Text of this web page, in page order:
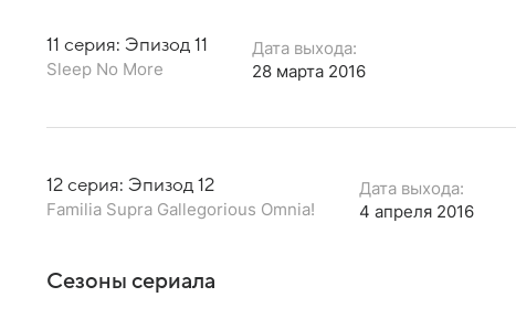
11 серия: Эпизод 11
Sleep No More
Дата выхода:
28 марта 2016
12 серия: Эпизод 12
Familia Supra Gallegorious Omnia!
Дата выхода:
4 апреля 2016
Сезоны сериала